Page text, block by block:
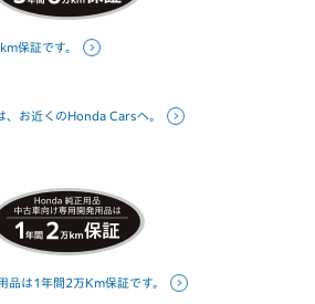
保証です。
、お近くのHonda Carsへ。
品は1年間2万Km保証です。